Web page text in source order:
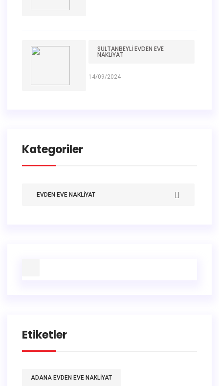
SULTANBEYLI EVDEN EVE
NAKLIYAT
14/09/2024
Kategoriler
EVDEN EVE NAKLIYAT
Etiketler
ADANA EVDEN EVE NAKLIYAT